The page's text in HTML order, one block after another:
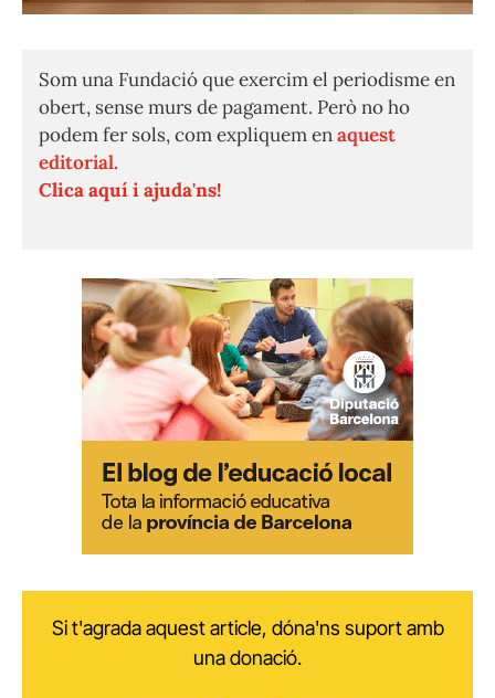
Som una Fundació que exercim el periodisme en
obert, sense murs de pagament. Però no ho
podem fer sols, com expliquem enaquest
editorial.
Clica aquí i ajuda'ns!
Si t'agrada aquest article, dóna'ns suport amb
una donació.